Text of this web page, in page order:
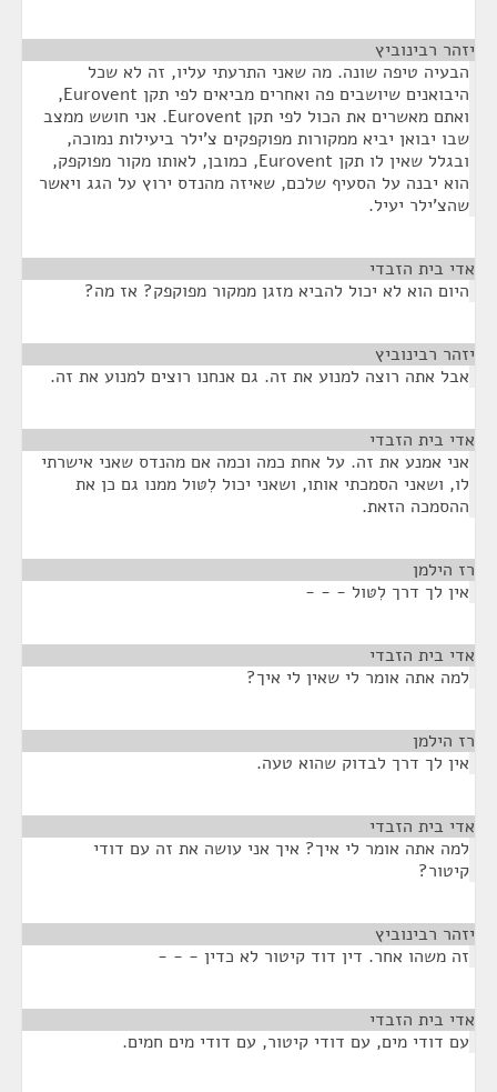
יזהר רבינוביץ
הבעיה טיפה שונה. מה שאני התרעתי עליו, זה לא שכל
היבואנים שיושבים פה ואחרים מביאים לפי תקן Eurovent,
ואתם מאשרים את הכול לפי תקן Eurovent. אני חושש ממצב
שבו יבואן יביא ממקורות מפוקפקים צ'ילר ביעילות נמוכה,
ובגלל שאין לו תקן Eurovent, כמובן, לאותו מקור מפוקפק,
הוא יבנה על הסעיף שלכם, שאיזה מהנדס ירוץ על הגג ויאשר
שהצ'ילר יעיל.
אדי בית הזבדי
היום הוא לא יכול להביא מזגן ממקור מפוקפק? אז מה?
יזהר רבינוביץ
אבל אתה רוצה למנוע את זה. גם אנחנו רוצים למנוע את זה.
אדי בית הזבדי
אני אמנע את זה. על אחת כמה וכמה אם מהנדס שאני אישרתי
לו, ושאני הסמכתי אותו, ושאני יכול לִטּול ממנו גם כן את
ההסמכה הזאת.
רז הילמן
אין לך דרך לִטּול - - -
אדי בית הזבדי
למה אתה אומר לי שאין לי איך?
רז הילמן
אין לך דרך לבדוק שהוא טעה.
אדי בית הזבדי
למה אתה אומר לי איך? איך אני עושה את זה עם דודי
קיטור?
יזהר רבינוביץ
זה משהו אחר. דין דוד קיטור לא כדין - - -
אדי בית הזבדי
עם דודי מים, עם דודי קיטור, עם דודי מים חמים.